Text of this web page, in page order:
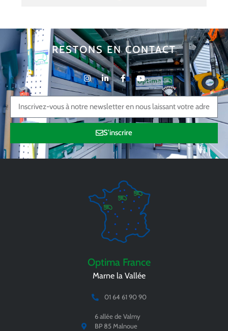
RESTONS EN CONTACT
S'inscrire
Optima France
Marne la Vallée
01 64 61 90 90
6 allée de Valmy
BP 85 Malnoue